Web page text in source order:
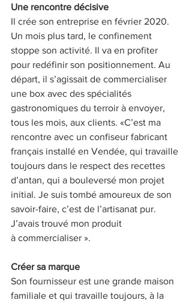
Une rencontre décisive
Il crée son entreprise en février 2020.
Un mois plus tard, le confinement
stoppe son activité. Il va en profiter
pour redéfinir son positionnement. Au
départ, il s’agissait de commercialiser
une box avec des spécialités
gastronomiques du terroir à envoyer,
tous les mois, aux clients. «C’est ma
rencontre avec un confiseur fabricant
français installé en Vendée, qui travaille
toujours dans le respect des recettes
d’antan, qui a bouleversé mon projet
initial. Je suis tombé amoureux de son
savoir-faire, c’est de l’artisanat pur.
J’avais trouvé mon produit
à commercialiser ».
Créer sa marque
Son fournisseur est une grande maison
familiale et qui travaille toujours, à la